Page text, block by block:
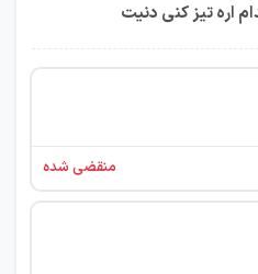
اره تیز کنی دنیت
منقضی شده